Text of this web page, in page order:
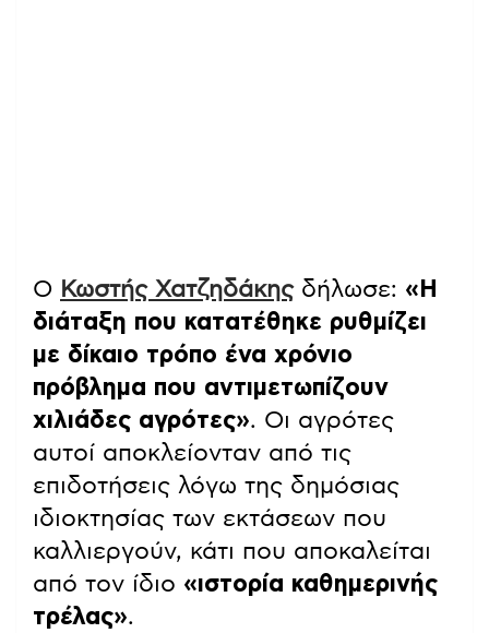
Ο Κωστής Χατζηδάκηςδήλωσε: «Η
διάταξη που κατατέθηκε ρυθμίζει
με δίκαιο τρόπο ένα χρόνιο
πρόβλημα που αντιμετωπίζουν
χιλιάδες αγρότες». Οι αγρότες
αυτοί αποκλείονταν από τις
επιδοτήσεις λόγω της δημόσιας
ιδιοκτησίας των εκτάσεων που
καλλιεργούν, κάτι που αποκαλείται
από τον ίδιο «ιστορία καθημερινής
τρέλας».